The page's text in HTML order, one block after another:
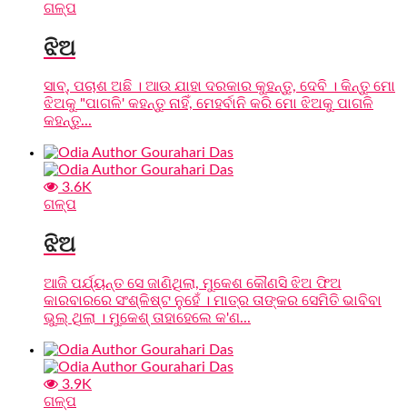
ଗଳ୍ପ
ଝିଅ
ସାବ୍, ପଚାଶ ଅଛି । ଆଉ ଯାହା ଦରକାର କୁହନ୍ତୁ, ଦେବି । କିନ୍ତୁ ମୋ
ଝିଅକୁ "ପାଗଳି' କହନ୍ତୁ ନାହିଁ, ମେହର୍ବାନି କରି ମୋ ଝିଅକୁ ପାଗଳି
କହନ୍ତୁ...
3.6K
ଗଳ୍ପ
ଝିଅ
ଆଜି ପର୍ଯ୍ୟନ୍ତ ସେ ଜାଣିଥିଲା, ମୁକେଶ କୌଣସି ଝିଅ ଫିଅ
କାରବାରରେ ସଂଶ୍ଳିଷ୍ଟ ନୁହେଁ । ମାତ୍ର ତାଙ୍କର ସେମିତି ଭାବିବା
ଭୁଲ୍ ଥିଲା । ମୁକେଶ୍ ତାହାହେଲେ କ'ଣ...
3.9K
ଗଳ୍ପ